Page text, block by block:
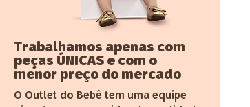
Trabalhamos apenas com
peças ÚNICAS e com o
menor preço do mercado
O Outlet do Bebê tem uma equipe